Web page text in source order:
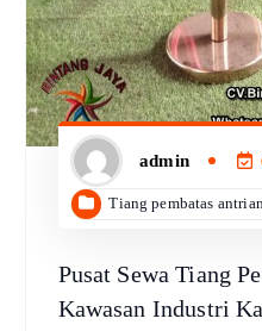
admin
Tiang pembatas
Pusat Sewa Tiang
Kawasan Industri